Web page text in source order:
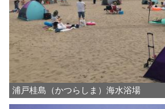
浦戸桂島（かつらしま）海水浴場